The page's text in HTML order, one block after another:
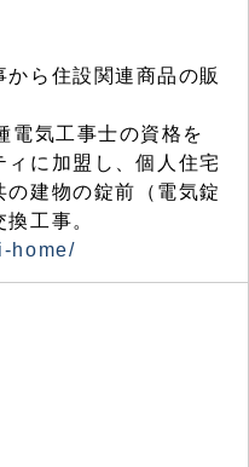
ら住設関連商品の販
電気工事士の資格を
に加盟し、個人住宅
建物の錠前（電気錠
工事。
home/